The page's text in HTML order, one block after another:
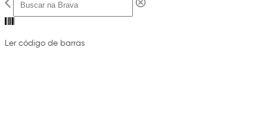
Ler código de barras